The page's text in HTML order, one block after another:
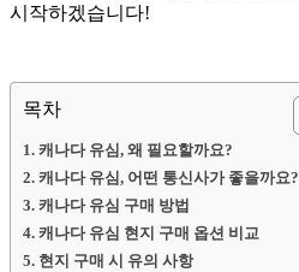
시작하겠습니다!
목차
캐나다 유심, 왜 필요할까요?
캐나다 유심, 어떤 통신사가 좋을까요?
캐나다 유심 구매 방법
캐나다 유심 현지 구매 옵션 비교
현지 구매 시 유의 사항